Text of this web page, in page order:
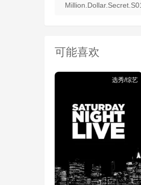
可能喜欢
选秀/综艺